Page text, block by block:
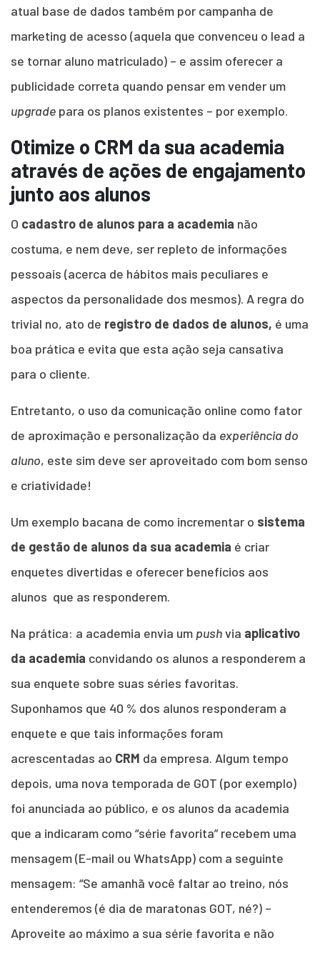
atual base de dados também por campanha de
marketing de acesso (aquela que convenceu o lead a
se tornar aluno matriculado) – e assim oferecer a
publicidade correta quando pensar em vender um
upgrade para os planos existentes – por exemplo.
Otimize o CRM da sua academia
através de ações de engajamento
junto aos alunos
O cadastro de alunos para a academia não
costuma, e nem deve, ser repleto de informações
pessoais (acerca de hábitos mais peculiares e
aspectos da personalidade dos mesmos). A regra do
trivial no, ato de registro de dados de alunos, é uma
boa prática e evita que esta ação seja cansativa
para o cliente.
Entretanto, o uso da comunicação online como fator
de aproximação e personalização da experiência do
aluno, este sim deve ser aproveitado com bom senso
e criatividade!
Um exemplo bacana de como incrementar o sistema
de gestão de alunos da sua academia é criar
enquetes divertidas e oferecer benefícios aos
alunos que as responderem.
Na prática: a academia envia um pushvia aplicativo
da academia convidando os alunos a responderem a
sua enquete sobre suas séries favoritas.
Suponhamos que 40 % dos alunos responderam a
enquete e que tais informações foram
acrescentadas ao CRM da empresa. Algum tempo
depois, uma nova temporada de GOT (por exemplo)
foi anunciada ao público, e os alunos da academia
que a indicaram como “série favorita” recebem uma
mensagem (E-mail ou WhatsApp) com a seguinte
mensagem: “Se amanhã você faltar ao treino, nós
entenderemos (é dia de maratonas GOT, né?) –
Aproveite ao máximo a sua série favorita e não